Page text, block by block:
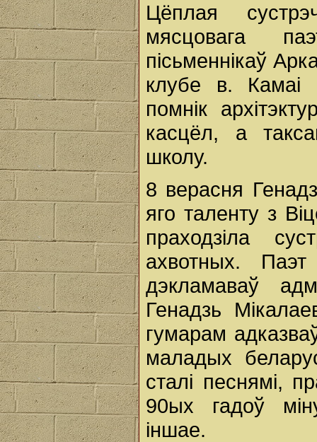
Цёплая
мясцовага
пісьменнікаў
клубе в. Камаі
помнік
касцёл, а
школу.
8 верасня
яго таленту з
праходзіла
ахвотных.
дэкламаваў
Генадзь
гумарам
маладых
сталі песнямі,
90ых гадоў
іншае.